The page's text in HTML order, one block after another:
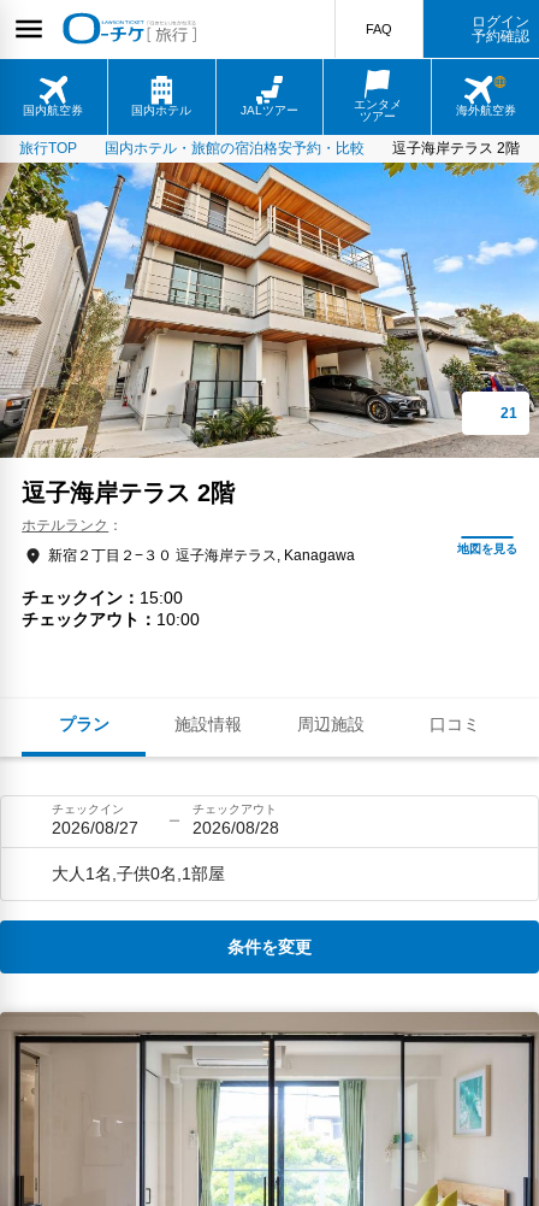
国内航空券 国内ホテル JALツアー
エンタメ
ツアー
海外航空券
FAQ
ログイン
予約確認
旅行TOP 国内ホテル・旅館の宿泊格安予約・比較 逗子海岸テラス 2階
プラン 施設情報 周辺施設 口コミ
逗子海岸テラス 2階
ホテルランク
新宿２丁目２−３０ 逗子海岸テラス, Kanagawa
チェックイン
15:00
チェックアウト
10:00
チェックイン
2026/08/27
チェックアウト
2026/08/28
大人1名,子供0名,1部屋
条件を変更